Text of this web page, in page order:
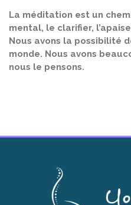
La méditation est un
mental, le clarifier,
Nous avons la possibilité
monde. Nous avons
nous le pensons.